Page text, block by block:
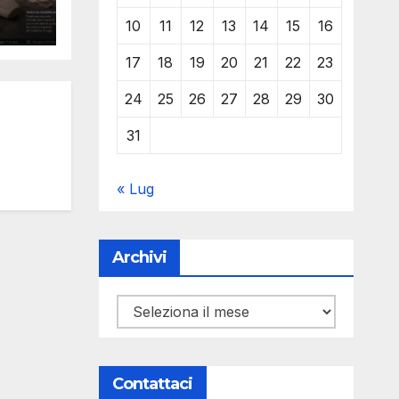
10 11 12 13 14 15 16
17 18 19 20 21 22 23
24 25 26 27 28 29 30
31
« Lug
Archivi
Archivi
Contattaci